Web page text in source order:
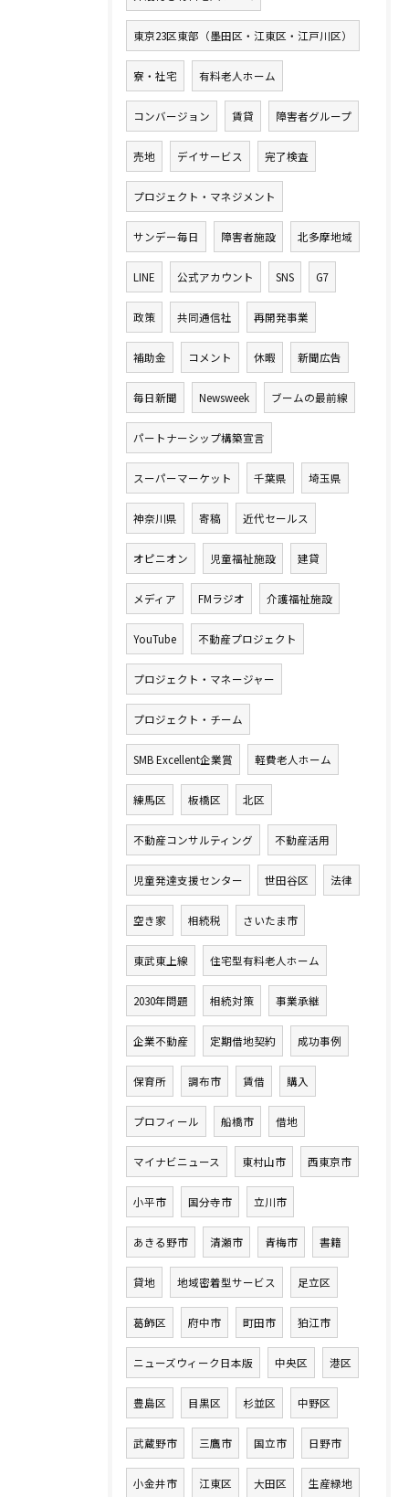
東京23区東部（墨田区・江東区・江戸川区）
寮・社宅 有料老人ホーム
コンバージョン 賃貸 障害者グループ
売地 デイサービス 完了検査
プロジェクト・マネジメント
サンデー毎日 障害者施設 北多摩地域
LINE 公式アカウント SNS G7
政策 共同通信社 再開発事業
補助金 コメント 休暇 新聞広告
毎日新聞 Newsweek ブームの最前線
パートナーシップ構築宣言
スーパーマーケット 千葉県 埼玉県
神奈川県 寄稿 近代セールス
オピニオン 児童福祉施設 建貸
メディア FMラジオ 介護福祉施設
YouTube 不動産プロジェクト
プロジェクト・マネージャー
プロジェクト・チーム
SMB Excellent企業賞 軽費老人ホーム
練馬区 板橋区 北区
不動産コンサルティング 不動産活用
児童発達支援センター 世田谷区 法律
空き家 相続税 さいたま市
東武東上線 住宅型有料老人ホーム
2030年問題 相続対策 事業承継
企業不動産 定期借地契約 成功事例
保育所 調布市 賃借 購入
プロフィール 船橋市 借地
マイナビニュース 東村山市 西東京市
小平市 国分寺市 立川市
あきる野市 清瀬市 青梅市 書籍
貸地 地域密着型サービス 足立区
葛飾区 府中市 町田市 狛江市
ニューズウィーク日本版 中央区 港区
豊島区 目黒区 杉並区 中野区
武蔵野市 三鷹市 国立市 日野市
小金井市 江東区 大田区 生産緑地